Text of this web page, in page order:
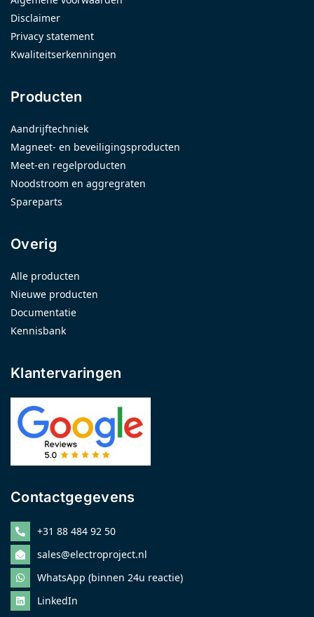
Disclaimer
Privacy statement
Kwaliteitserkenningen
Producten
Aandrijftechniek
Magneet- en beveiligingsproducten
Meet-en regelproducten
Noodstroom en aggregraten
Spareparts
Overig
Alle producten
Nieuwe producten
Documentatie
Kennisbank
Klantervaringen
Contactgegevens
+31 88 484 92 50
sales@electroproject.nl
WhatsApp (binnen 24u reactie)
LinkedIn